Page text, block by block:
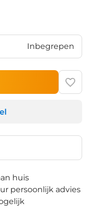
Inbegrepen
huis
persoonlijk advies